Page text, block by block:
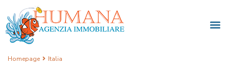
Homepage Italia